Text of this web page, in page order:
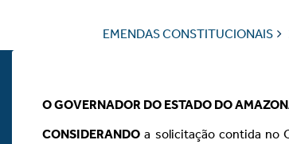
EMENDAS CONSTITUCIONAIS
O GOVERNADOR DO ESTADO DO
CONSIDERANDO a solicitação contida no